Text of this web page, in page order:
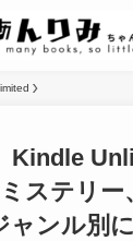
Kindle
ステリー
ャンル別